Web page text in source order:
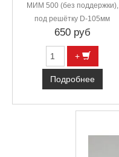
МИМ 500 (без поддержки),
под решётку D-105мм
650 руб
+
Подробнее